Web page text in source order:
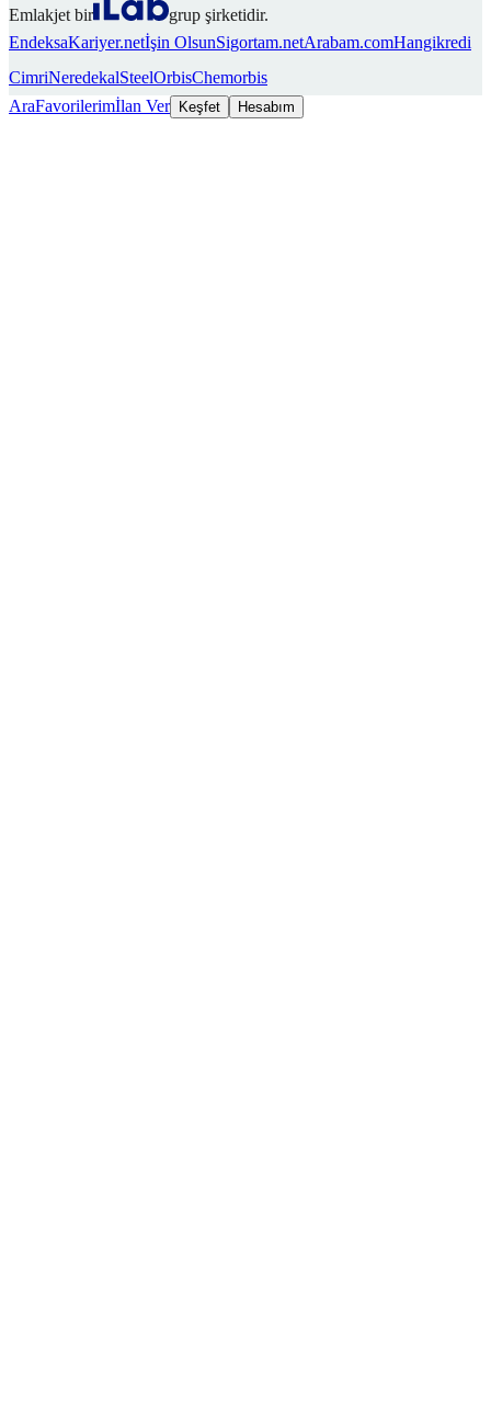
Emlakjet bir
grup şirketidir.
EndeksaKariyer.netİşin OlsunSigortam.netArabam.comHangikredi
CimriNeredekalSteelOrbisChemorbis
AraFavorilerimİlan Ver Keşfet Hesabım